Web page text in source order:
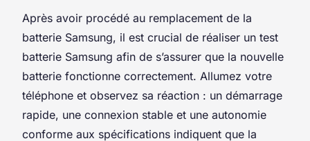
Après avoir procédé au remplacement de la
batterie Samsung, il est crucial de réaliser un test
batterie Samsung afin de s’assurer que la nouvelle
batterie fonctionne correctement. Allumez votre
téléphone et observez sa réaction : un démarrage
rapide, une connexion stable et une autonomie
conforme aux spécifications indiquent que la